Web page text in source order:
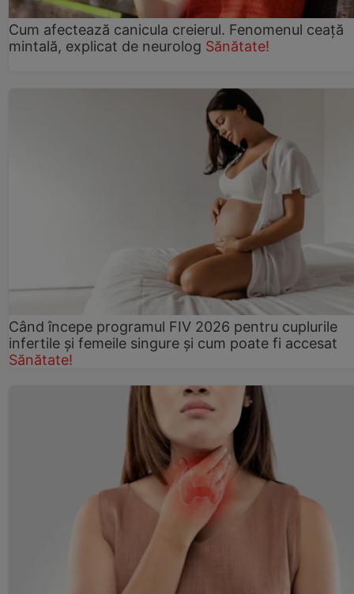
Cum afectează canicula creierul. Fenomenul ceață
mintală, explicat de neurolog Sănătate!
Când începe programul FIV 2026 pentru cuplurile
infertile şi femeile singure şi cum poate fi accesat
Sănătate!